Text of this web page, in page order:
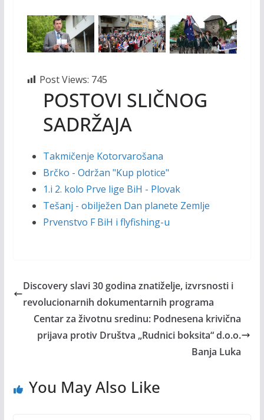
Post Views: 745
POSTOVI SLIČNOG
SADRŽAJA
Takmičenje Kotorvarošana
Brčko - Održan "Kup plotice"
1.i 2. kolo Prve lige BiH - Plovak
Tešanj - obilježen Dan planete Zemlje
Prvenstvo F BiH i flyfishing-u
Discovery slavi 30 godina znatiželje, izvrsnosti i
revolucionarnih dokumentarnih programa
Centar za životnu sredinu: Podnesena krivična
prijava protiv Društva „Rudnici boksita“ d.o.o.
Banja Luka
You May Also Like